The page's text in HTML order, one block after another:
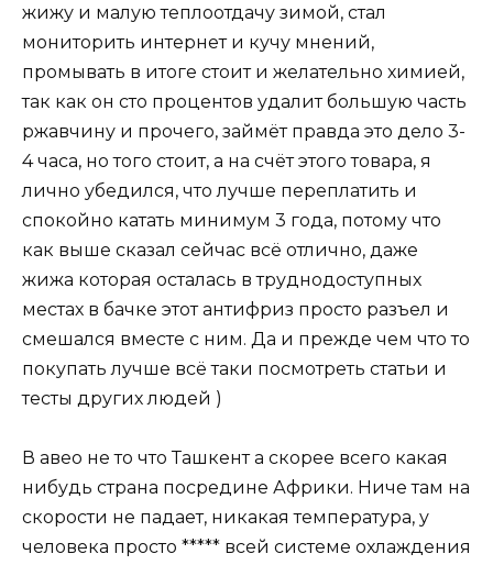
жижу и малую теплоотдачу зимой, стал
мониторить интернет и кучу мнений,
промывать в итоге стоит и желательно химией,
так как он сто процентов удалит большую часть
ржавчину и прочего, займёт правда это дело 3-
4 часа, но того стоит, а на счёт этого товара, я
лично убедился, что лучше переплатить и
спокойно катать минимум 3 года, потому что
как выше сказал сейчас всё отлично, даже
жижа которая осталась в труднодоступных
местах в бачке этот антифриз просто разъел и
смешался вместе с ним. Да и прежде чем что то
покупать лучше всё таки посмотреть статьи и
тесты других людей )
В авео не то что Ташкент а скорее всего какая
нибудь страна посредине Африки. Ниче там на
скорости не падает, никакая температура, у
человека просто ***** всей системе охлаждения